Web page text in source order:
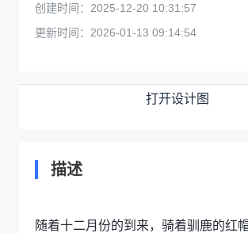
创建时间： 2025-12-20 10:31:57
更新时间： 2026-01-13 09:14:54
打开设计图
描述
随着十二月份的到来，骑着驯鹿的红